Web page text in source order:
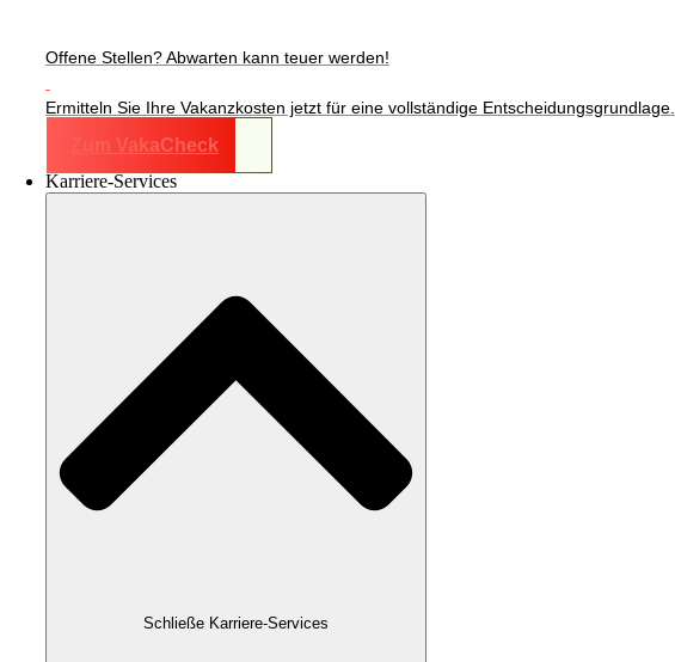
Offene Stellen? Abwarten kann teuer werden!
Ermitteln Sie Ihre Vakanzkosten jetzt für eine vollständige Entscheidungsgrundlage.
Zum VakaCheck
Karriere-Services
Schließe Karriere-Services